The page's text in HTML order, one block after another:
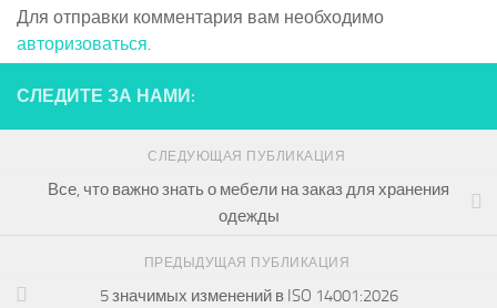
Для отправки комментария вам необходимо
авторизоваться.
СЛЕДИТЕ ЗА НАМИ:
СЛЕДУЮЩАЯ ПУБЛИКАЦИЯ
Все, что важно знать о мебели на заказ для хранения
одежды
ПРЕДЫДУЩАЯ ПУБЛИКАЦИЯ
5 значимых изменений в ISO 14001:2026